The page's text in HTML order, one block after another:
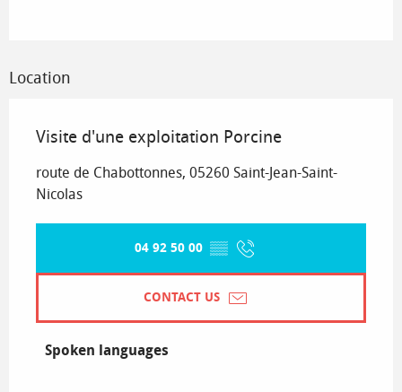
Location
Visite d'une exploitation Porcine
route de Chabottonnes, 05260 Saint-Jean-Saint-
Nicolas
04 92 50 00 ▒▒
CONTACT US
Spoken languages
Spoken languages